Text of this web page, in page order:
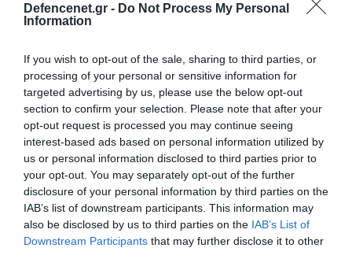
Defencenet.gr - Do Not Process My Personal
Information
If you wish to opt-out of the sale, sharing to third parties, or
processing of your personal or sensitive information for
targeted advertising by us, please use the below opt-out
section to confirm your selection. Please note that after your
opt-out request is processed you may continue seeing
interest-based ads based on personal information utilized by
us or personal information disclosed to third parties prior to
your opt-out. You may separately opt-out of the further
disclosure of your personal information by third parties on the
IAB’s list of downstream participants. This information may
also be disclosed by us to third parties on the IAB’s List of
Downstream Participants that may further disclose it to other
08.08.2026 | 09:02
του Αρκά για τα τατουάζ (φωτο)